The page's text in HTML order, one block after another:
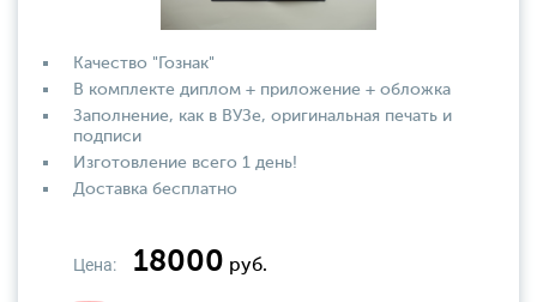
Качество "Гознак"
В комплекте диплом + приложение + обложка
Заполнение, как в ВУЗе, оригинальная печать и
подписи
Изготовление всего 1 день!
Доставка бесплатно
Цена: 18000 руб.